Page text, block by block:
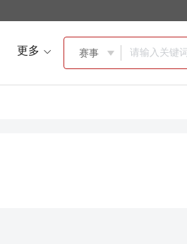
更多  赛事 